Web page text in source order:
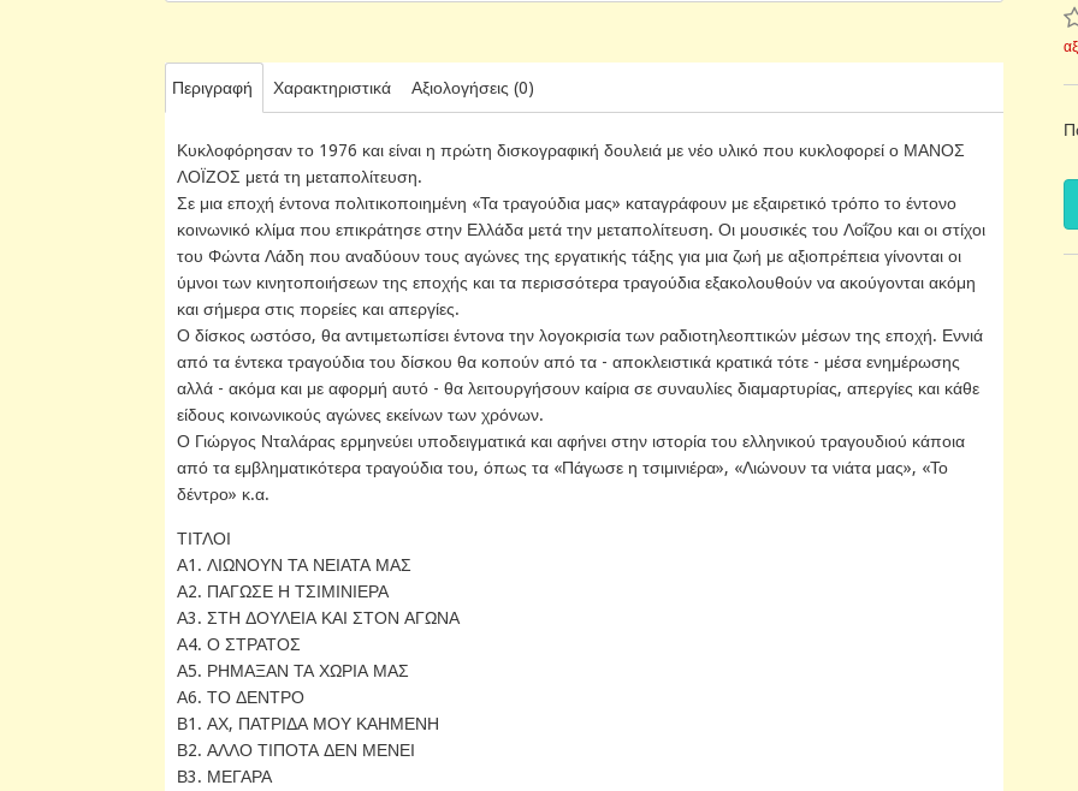
Περιγραφή Χαρακτηριστικά Αξιολογήσεις (0)
Κυκλοφόρησαν το 1976 και είναι η πρώτη δισκογραφική δουλειά με νέο υλικό που κυκλοφορεί ο ΜΑΝΟΣ
ΛΟΪΖΟΣ μετά τη μεταπολίτευση.
Σε μια εποχή έντονα πολιτικοποιημένη «Τα τραγούδια μας» καταγράφουν με εξαιρετικό τρόπο το έντονο
κοινωνικό κλίμα που επικράτησε στην Ελλάδα μετά την μεταπολίτευση. Οι μουσικές του Λοΐζου και οι στίχοι
του Φώντα Λάδη που αναδύουν τους αγώνες της εργατικής τάξης για μια ζωή με αξιοπρέπεια γίνονται οι
ύμνοι των κινητοποιήσεων της εποχής και τα περισσότερα τραγούδια εξακολουθούν να ακούγονται ακόμη
και σήμερα στις πορείες και απεργίες.
Ο δίσκος ωστόσο, θα αντιμετωπίσει έντονα την λογοκρισία των ραδιοτηλεοπτικών μέσων της εποχή. Εννιά
από τα έντεκα τραγούδια του δίσκου θα κοπούν από τα - αποκλειστικά κρατικά τότε - μέσα ενημέρωσης
αλλά - ακόμα και με αφορμή αυτό - θα λειτουργήσουν καίρια σε συναυλίες διαμαρτυρίας, απεργίες και κάθε
είδους κοινωνικούς αγώνες εκείνων των χρόνων.
Ο Γιώργος Νταλάρας ερμηνεύει υποδειγματικά και αφήνει στην ιστορία του ελληνικού τραγουδιού κάποια
από τα εμβληματικότερα τραγούδια του, όπως τα «Πάγωσε η τσιμινιέρα», «Λιώνουν τα νιάτα μας», «Το
δέντρο» κ.α.
ΤΙΤΛΟΙ
Α1. ΛΙΩΝΟΥΝ ΤΑ ΝΕΙΑΤΑ ΜΑΣ
Α2. ΠΑΓΩΣΕ Η ΤΣΙΜΙΝΙΕΡΑ
Α3. ΣΤΗ ΔΟΥΛΕΙΑ ΚΑΙ ΣΤΟΝ ΑΓΩΝΑ
Α4. Ο ΣΤΡΑΤΟΣ
Α5. ΡΗΜΑΞΑΝ ΤΑ ΧΩΡΙΑ ΜΑΣ
Α6. ΤΟ ΔΕΝΤΡΟ
Β1. ΑΧ, ΠΑΤΡΙΔΑ ΜΟΥ ΚΑΗΜΕΝΗ
Β2. ΑΛΛΟ ΤΙΠΟΤΑ ΔΕΝ ΜΕΝΕΙ
Β3. ΜΕΓΑΡΑ